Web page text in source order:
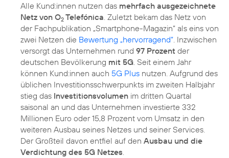
Alle Kund:innen nutzen das mehrfach ausgezeichnete
Netz von O2 Telefónica. Zuletzt bekam das Netz von
der Fachpublikation „Smartphone-Magazin“ als eins von
zwei Netzen die Bewertung „hervorragend“. Inzwischen
versorgt das Unternehmen rund 97 Prozent der
deutschen Bevölkerung mit 5G. Seit einem Jahr
können Kund:innen auch 5G Plus nutzen. Aufgrund des
üblichen Investitionsschwerpunkts im zweiten Halbjahr
stieg das Investitionsvolumen im dritten Quartal
saisonal an und das Unternehmen investierte 332
Millionen Euro oder 15,8 Prozent vom Umsatz in den
weiteren Ausbau seines Netzes und seiner Services.
Der Großteil davon entfiel auf den Ausbau und die
Verdichtung des 5G Netzes.